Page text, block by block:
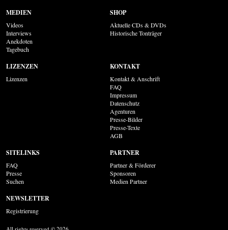
MEDIEN
Videos
Interviews
Anekdoten
Tagebuch
SHOP
Aktuelle CDs & DVDs
Historische Tonträger
LIZENZEN
Lizenzen
KONTAKT
Kontakt & Anschrift
FAQ
Impressum
Datenschutz
Agenturen
Presse-Bilder
Presse-Texte
AGB
SITELINKS
FAQ
Presse
Suchen
PARTNER
Partner & Förderer
Sponsoren
Medien Partner
NEWSLETTER
Registrierung